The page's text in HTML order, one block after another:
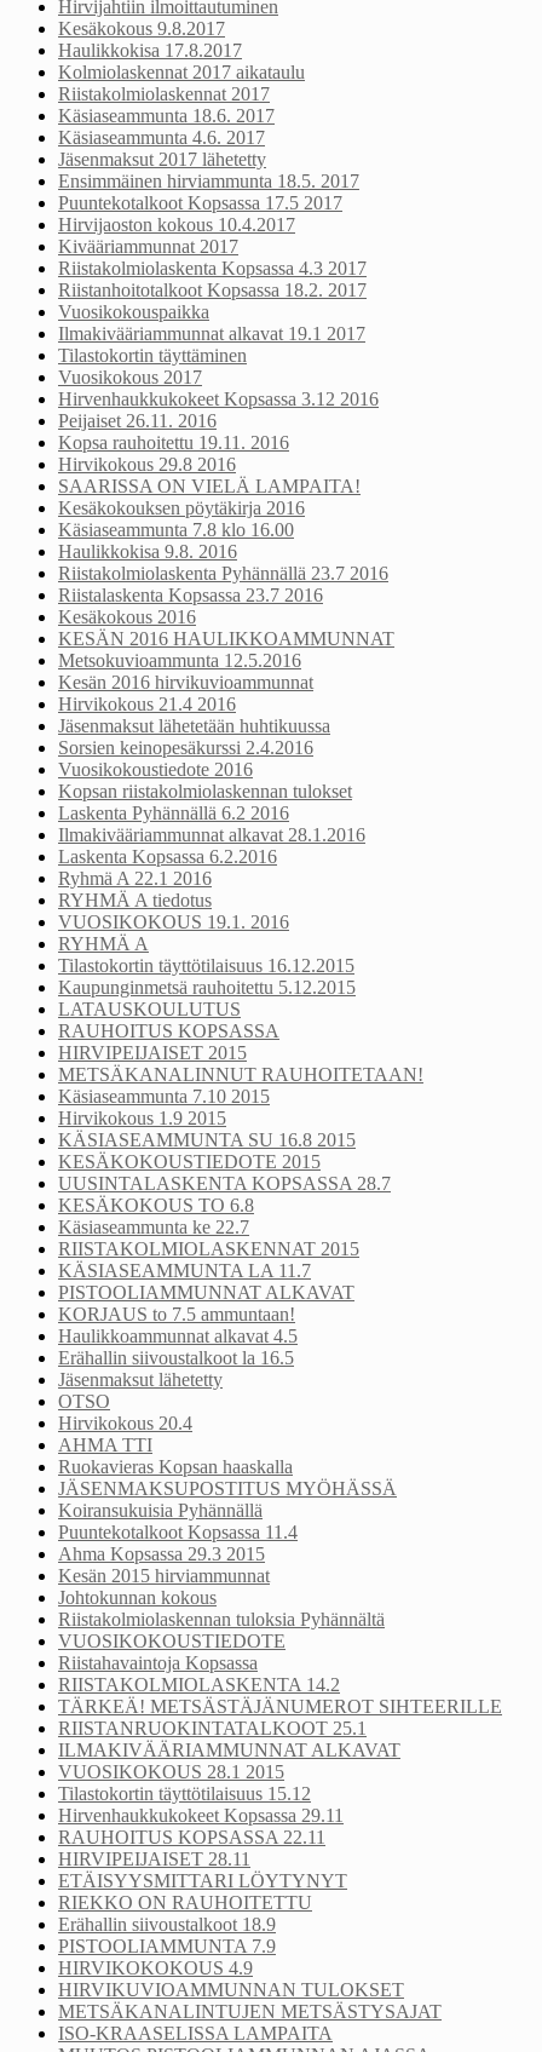
Hirvijahtiin ilmoittautuminen
Kesäkokous 9.8.2017
Haulikkokisa 17.8.2017
Kolmiolaskennat 2017 aikataulu
Riistakolmiolaskennat 2017
Käsiaseammunta 18.6. 2017
Käsiaseammunta 4.6. 2017
Jäsenmaksut 2017 lähetetty
Ensimmäinen hirviammunta 18.5. 2017
Puuntekotalkoot Kopsassa 17.5 2017
Hirvijaoston kokous 10.4.2017
Kivääriammunnat 2017
Riistakolmiolaskenta Kopsassa 4.3 2017
Riistanhoitotalkoot Kopsassa 18.2. 2017
Vuosikokouspaikka
Ilmakivääriammunnat alkavat 19.1 2017
Tilastokortin täyttäminen
Vuosikokous 2017
Hirvenhaukkukokeet Kopsassa 3.12 2016
Peijaiset 26.11. 2016
Kopsa rauhoitettu 19.11. 2016
Hirvikokous 29.8 2016
SAARISSA ON VIELÄ LAMPAITA!
Kesäkokouksen pöytäkirja 2016
Käsiaseammunta 7.8 klo 16.00
Haulikkokisa 9.8. 2016
Riistakolmiolaskenta Pyhännällä 23.7 2016
Riistalaskenta Kopsassa 23.7 2016
Kesäkokous 2016
KESÄN 2016 HAULIKKOAMMUNNAT
Metsokuvioammunta 12.5.2016
Kesän 2016 hirvikuvioammunnat
Hirvikokous 21.4 2016
Jäsenmaksut lähetetään huhtikuussa
Sorsien keinopesäkurssi 2.4.2016
Vuosikokoustiedote 2016
Kopsan riistakolmiolaskennan tulokset
Laskenta Pyhännällä 6.2 2016
Ilmakivääriammunnat alkavat 28.1.2016
Laskenta Kopsassa 6.2.2016
Ryhmä A 22.1 2016
RYHMÄ A tiedotus
VUOSIKOKOUS 19.1. 2016
RYHMÄ A
Tilastokortin täyttötilaisuus 16.12.2015
Kaupunginmetsä rauhoitettu 5.12.2015
LATAUSKOULUTUS
RAUHOITUS KOPSASSA
HIRVIPEIJAISET 2015
METSÄKANALINNUT RAUHOITETAAN!
Käsiaseammunta 7.10 2015
Hirvikokous 1.9 2015
KÄSIASEAMMUNTA SU 16.8 2015
KESÄKOKOUSTIEDOTE 2015
UUSINTALASKENTA KOPSASSA 28.7
KESÄKOKOUS TO 6.8
Käsiaseammunta ke 22.7
RIISTAKOLMIOLASKENNAT 2015
KÄSIASEAMMUNTA LA 11.7
PISTOOLIAMMUNNAT ALKAVAT
KORJAUS to 7.5 ammuntaan!
Haulikkoammunnat alkavat 4.5
Erähallin siivoustalkoot la 16.5
Jäsenmaksut lähetetty
OTSO
Hirvikokous 20.4
AHMA TTI
Ruokavieras Kopsan haaskalla
JÄSENMAKSUPOSTITUS MYÖHÄSSÄ
Koiransukuisia Pyhännällä
Puuntekotalkoot Kopsassa 11.4
Ahma Kopsassa 29.3 2015
Kesän 2015 hirviammunnat
Johtokunnan kokous
Riistakolmiolaskennan tuloksia Pyhännältä
VUOSIKOKOUSTIEDOTE
Riistahavaintoja Kopsassa
RIISTAKOLMIOLASKENTA 14.2
TÄRKEÄ! METSÄSTÄJÄNUMEROT SIHTEERILLE
RIISTANRUOKINTATALKOOT 25.1
ILMAKIVÄÄRIAMMUNNAT ALKAVAT
VUOSIKOKOUS 28.1 2015
Tilastokortin täyttötilaisuus 15.12
Hirvenhaukkukokeet Kopsassa 29.11
RAUHOITUS KOPSASSA 22.11
HIRVIPEIJAISET 28.11
ETÄISYYSMITTARI LÖYTYNYT
RIEKKO ON RAUHOITETTU
Erähallin siivoustalkoot 18.9
PISTOOLIAMMUNTA 7.9
HIRVIKOKOKOUS 4.9
HIRVIKUVIOAMMUNNAN TULOKSET
METSÄKANALINTUJEN METSÄSTYSAJAT
ISO-KRAASELISSA LAMPAITA